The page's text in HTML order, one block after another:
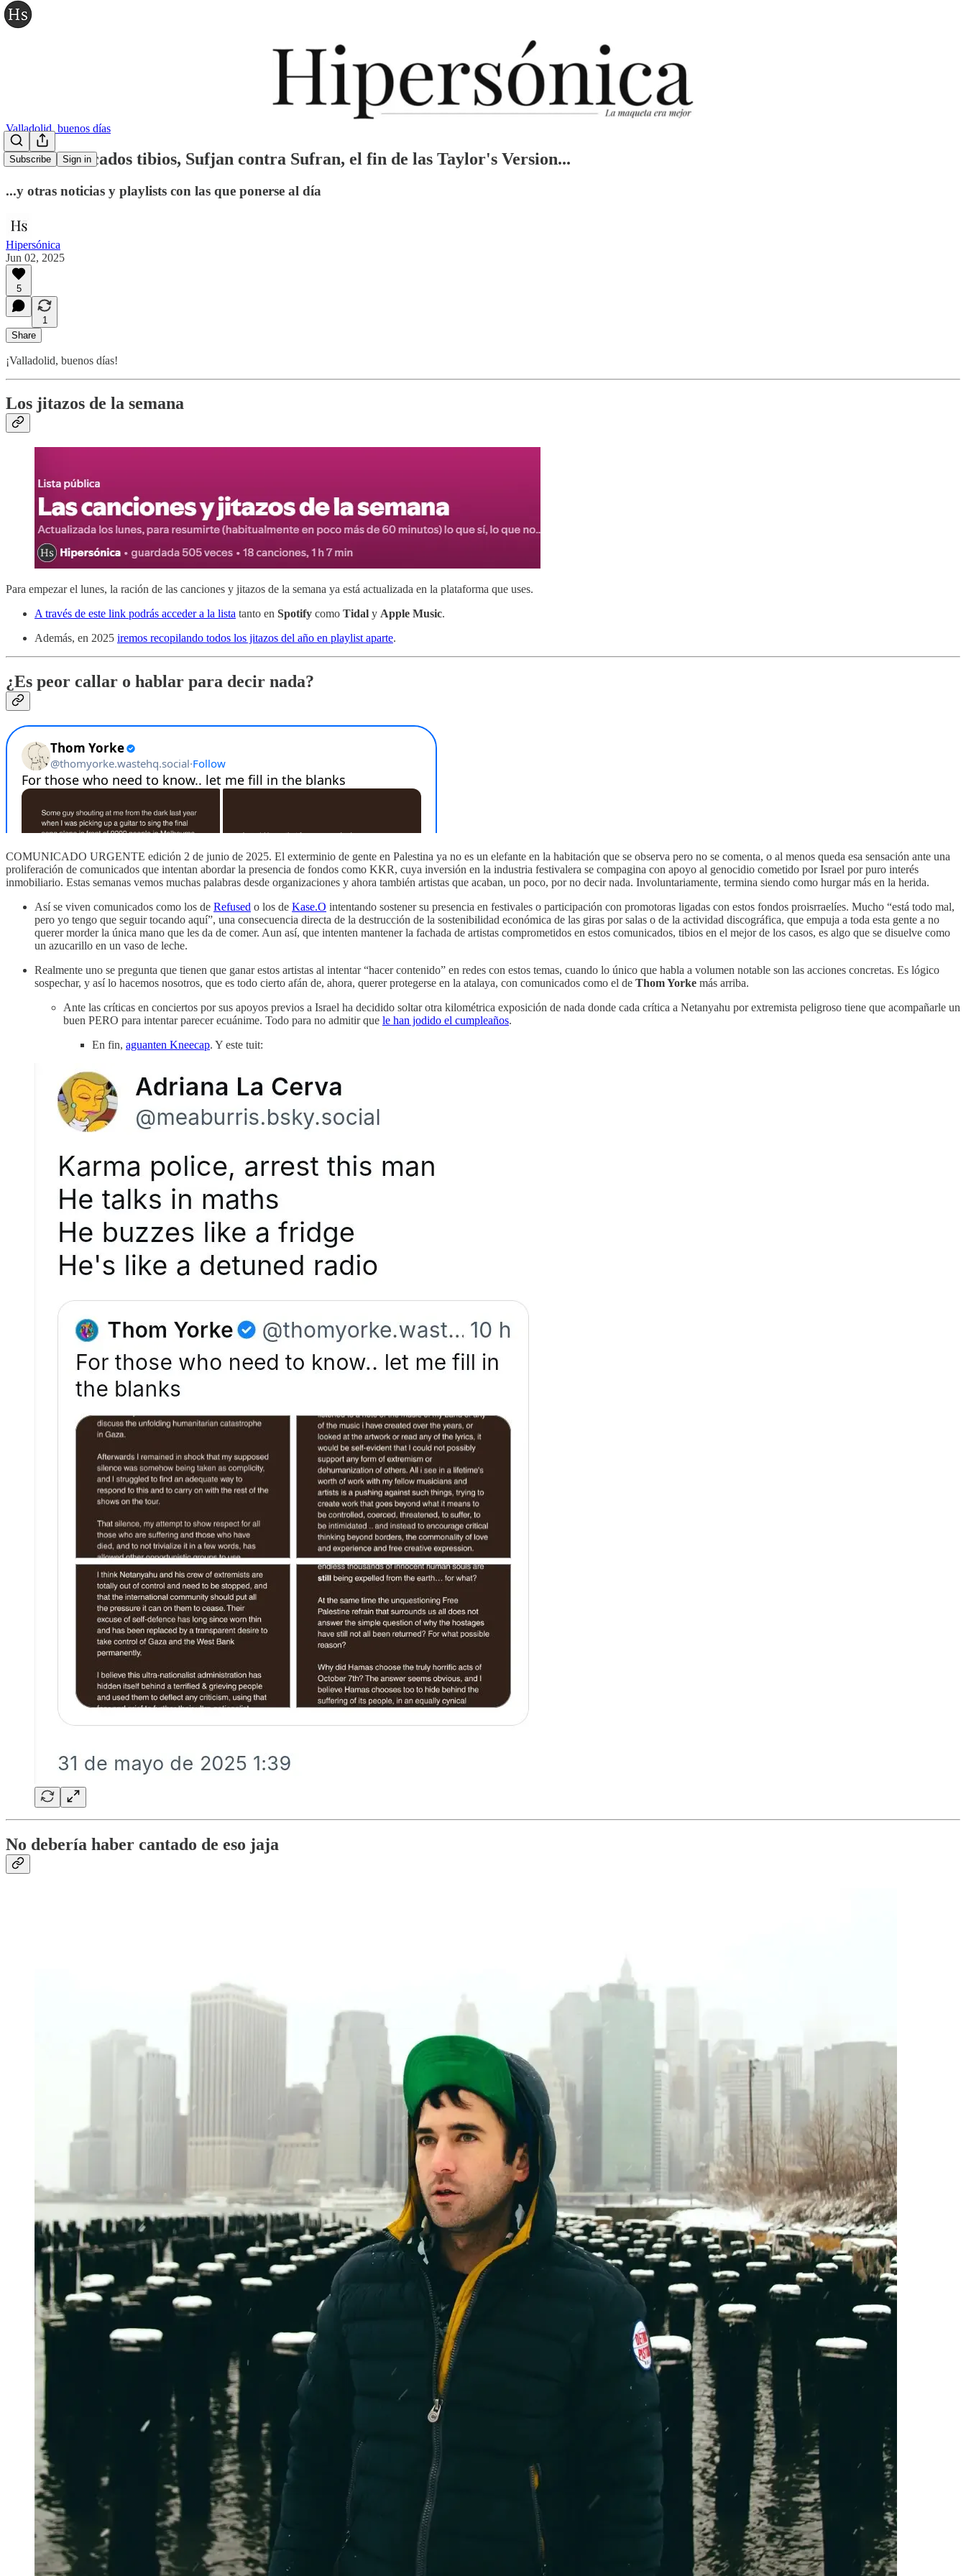
Subscribe Sign in
Valladolid, buenos días
Los comunicados tibios, Sufjan contra Sufran, el fin de las Taylor's Version...
...y otras noticias y playlists con las que ponerse al día
Hipersónica
Jun 02, 2025
5
1
Share
¡Valladolid, buenos días!
Los jitazos de la semana
Para empezar el lunes, la ración de las canciones y jitazos de la semana ya está actualizada en la plataforma que uses.
A través de este link podrás acceder a la lista tanto en Spotify como Tidal y Apple Music.
Además, en 2025 iremos recopilando todos los jitazos del año en playlist aparte.
¿Es peor callar o hablar para decir nada?
COMUNICADO URGENTE edición 2 de junio de 2025. El exterminio de gente en Palestina ya no es un elefante en la habitación que se observa pero no se comenta, o al menos queda esa sensación ante una
proliferación de comunicados que intentan abordar la presencia de fondos como KKR, cuya inversión en la industria festivalera se compagina con apoyo al genocidio cometido por Israel por puro interés
inmobiliario. Estas semanas vemos muchas palabras desde organizaciones y ahora también artistas que acaban, un poco, por no decir nada. Involuntariamente, termina siendo como hurgar más en la herida.
Así se viven comunicados como los de Refused o los de Kase.O intentando sostener su presencia en festivales o participación con promotoras ligadas con estos fondos proisrraelíes. Mucho “está todo mal,
pero yo tengo que seguir tocando aquí”, una consecuencia directa de la destrucción de la sostenibilidad económica de las giras por salas o de la actividad discográfica, que empuja a toda esta gente a no
querer morder la única mano que les da de comer. Aun así, que intenten mantener la fachada de artistas comprometidos en estos comunicados, tibios en el mejor de los casos, es algo que se disuelve como
un azucarillo en un vaso de leche.
Realmente uno se pregunta que tienen que ganar estos artistas al intentar “hacer contenido” en redes con estos temas, cuando lo único que habla a volumen notable son las acciones concretas. Es lógico
sospechar, y así lo hacemos nosotros, que es todo cierto afán de, ahora, querer protegerse en la atalaya, con comunicados como el de Thom Yorke más arriba.
Ante las críticas en conciertos por sus apoyos previos a Israel ha decidido soltar otra kilométrica exposición de nada donde cada crítica a Netanyahu por extremista peligroso tiene que acompañarle un
buen PERO para intentar parecer ecuánime. Todo para no admitir que le han jodido el cumpleaños.
En fin, aguanten Kneecap. Y este tuit:
No debería haber cantado de eso jaja